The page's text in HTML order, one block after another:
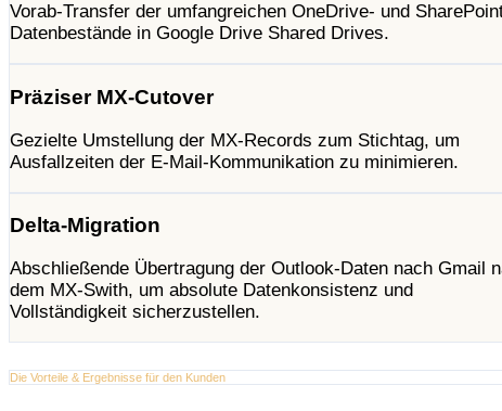
Vorab-Transfer der umfangreichen OneDrive- und
Datenbestände in Google Drive Shared Drives.
Präziser MX-Cutover
Gezielte Umstellung der MX-Records zum Stichtag, um
Ausfallzeiten der E-Mail-Kommunikation zu minimieren.
Delta-Migration
Abschließende Übertragung der Outlook-Daten nach Gmail
dem MX-Swith, um absolute Datenkonsistenz und
Vollständigkeit sicherzustellen.
Die Vorteile & Ergebnisse für den Kunden